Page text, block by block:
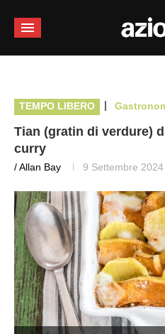
TEMPO LIBERO |
Tian (gratin di verdure)
curry
/ Allan Bay 9 Settembre 2024